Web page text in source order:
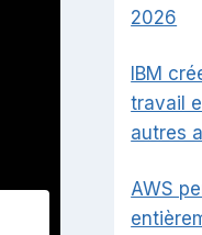
2026
IBM
travail
autres
AWS